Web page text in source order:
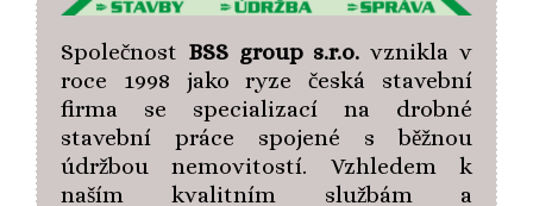
Společnost BSS group s.r.o. vznikla v
roce 1998 jako ryze česká stavební
firma se specializací na drobné
stavební práce spojené s běžnou
údržbou nemovitostí. Vzhledem k
naším kvalitním službám a